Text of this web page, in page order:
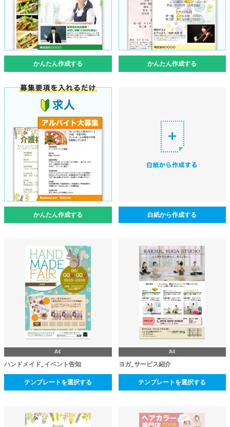
かんたん作成する かんたん作成する
かんたん作成する 白紙から作成する
A4
ハンドメイド_イベント告知
テンプレートを選択する
A4
ヨガ_サービス紹介
テンプレートを選択する